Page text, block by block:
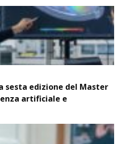
sesta edizione del Master
artificiale e